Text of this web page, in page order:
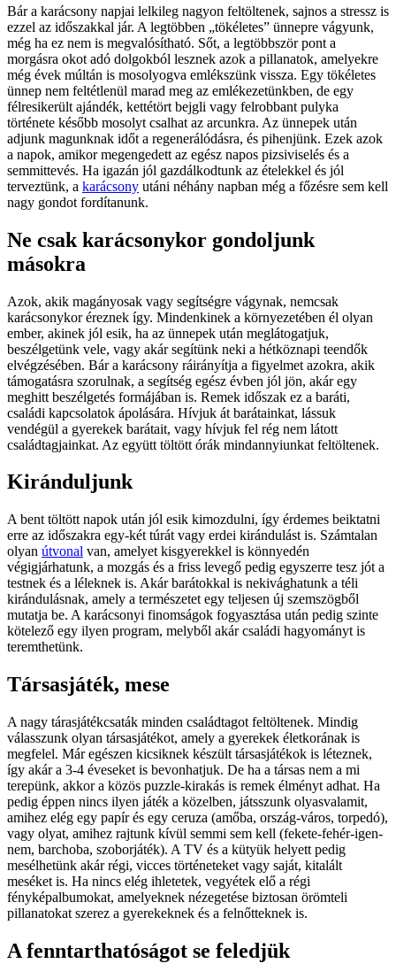
Bár a karácsony napjai lelkileg nagyon feltöltenek, sajnos a stressz is
ezzel az időszakkal jár. A legtöbben „tökéletes” ünnepre vágyunk,
még ha ez nem is megvalósítható. Sőt, a legtöbbször pont a
morgásra okot adó dolgokból lesznek azok a pillanatok, amelyekre
még évek múltán is mosolyogva emlékszünk vissza. Egy tökéletes
ünnep nem feltétlenül marad meg az emlékezetünkben, de egy
félresikerült ajándék, kettétört bejgli vagy felrobbant pulyka
története később mosolyt csalhat az arcunkra. Az ünnepek után
adjunk magunknak időt a regenerálódásra, és pihenjünk. Ezek azok
a napok, amikor megengedett az egész napos pizsiviselés és a
semmittevés. Ha igazán jól gazdálkodtunk az ételekkel és jól
terveztünk, a karácsony utáni néhány napban még a főzésre sem kell
nagy gondot fordítanunk.
Ne csak karácsonykor gondoljunk
másokra
Azok, akik magányosak vagy segítségre vágynak, nemcsak
karácsonykor éreznek így. Mindenkinek a környezetében él olyan
ember, akinek jól esik, ha az ünnepek után meglátogatjuk,
beszélgetünk vele, vagy akár segítünk neki a hétköznapi teendők
elvégzésében. Bár a karácsony ráirányítja a figyelmet azokra, akik
támogatásra szorulnak, a segítség egész évben jól jön, akár egy
meghitt beszélgetés formájában is. Remek időszak ez a baráti,
családi kapcsolatok ápolására. Hívjuk át barátainkat, lássuk
vendégül a gyerekek barátait, vagy hívjuk fel rég nem látott
családtagjainkat. Az együtt töltött órák mindannyiunkat feltöltenek.
Kiránduljunk
A bent töltött napok után jól esik kimozdulni, így érdemes beiktatni
erre az időszakra egy-két túrát vagy erdei kirándulást is. Számtalan
olyan útvonal van, amelyet kisgyerekkel is könnyedén
végigjárhatunk, a mozgás és a friss levegő pedig egyszerre tesz jót a
testnek és a léleknek is. Akár barátokkal is nekivághatunk a téli
kirándulásnak, amely a természetet egy teljesen új szemszögből
mutatja be. A karácsonyi finomságok fogyasztása után pedig szinte
kötelező egy ilyen program, melyből akár családi hagyományt is
teremthetünk.
Társasjáték, mese
A nagy tárasjátékcsaták minden családtagot feltöltenek. Mindig
válasszunk olyan társasjátékot, amely a gyerekek életkorának is
megfelel. Már egészen kicsiknek készült társasjátékok is léteznek,
így akár a 3-4 éveseket is bevonhatjuk. De ha a társas nem a mi
terepünk, akkor a közös puzzle-kirakás is remek élményt adhat. Ha
pedig éppen nincs ilyen játék a közelben, játsszunk olyasvalamit,
amihez elég egy papír és egy ceruza (amőba, ország-város, torpedó),
vagy olyat, amihez rajtunk kívül semmi sem kell (fekete-fehér-igen-
nem, barchoba, szoborjáték). A TV és a kütyük helyett pedig
mesélhetünk akár régi, vicces történeteket vagy saját, kitalált
meséket is. Ha nincs elég ihletetek, vegyétek elő a régi
fényképalbumokat, amelyeknek nézegetése biztosan örömteli
pillanatokat szerez a gyerekeknek és a felnőtteknek is.
A fenntarthatóságot se feledjük